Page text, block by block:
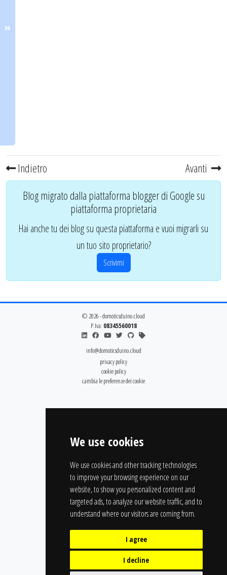
We use cookies
We use cookies and other tracking technologies
to improve your browsing experience on our
website, to show you personalized content and
targeted ads, to analyze our website traffic, and to
understand where our visitors are coming from.
I agree
I decline
Indietro Avanti
Blog migrato dalla piattaforma blogger di Google su
piattaforma proprietaria
Hai anche tu dei blog su questa piattaforma e vuoi migrarli su
un tuo sito proprietario?
Scrivimi
© 2026 - domoticsduino.cloud
P.Iva: 08345560018
info@domoticsduino.cloud
privacy policy
cookie policy
cambia le preferenze dei cookie